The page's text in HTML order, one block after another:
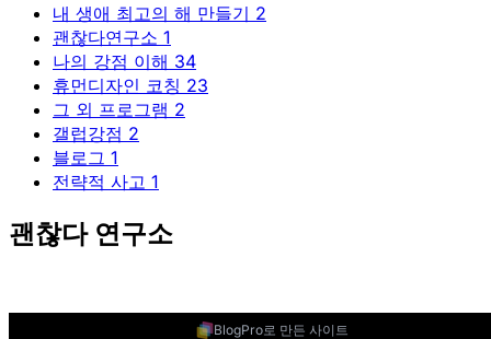
내 생애 최고의 해 만들기 2
괜찮다연구소 1
나의 강점 이해 34
휴먼디자인 코칭 23
그 외 프로그램 2
갤럽강점 2
블로그 1
전략적 사고 1
괜찮다 연구소
BlogPro로 만든 사이트